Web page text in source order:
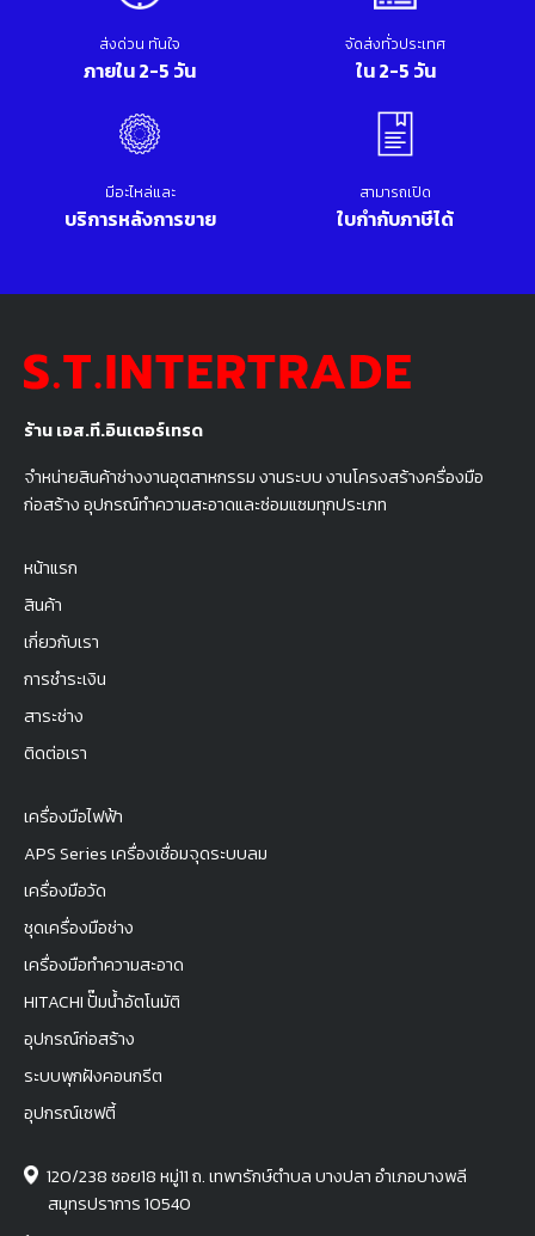
ร้าน เอส.ที.อินเตอร์เทรด
จำหน่ายสินค้าช่างงานอุตสาหกรรม งานระบบ งานโครงสร้างครื่องมือ
ก่อสร้าง อุปกรณ์ทำความสะอาดและซ่อมแซมทุกประเภท
หน้าแรก
สินค้า
เกี่ยวกับเรา
การชำระเงิน
สาระช่าง
ติดต่อเรา
เครื่องมือไฟฟ้า
APS Series เครื่องเชื่อมจุดระบบลม
เครื่องมือวัด
ชุดเครื่องมือช่าง
เครื่องมือทำความสะอาด
HITACHI ปั๊มน้ำอัตโนมัติ
อุปกรณ์ก่อสร้าง
ระบบพุกฝังคอนกรีต
อุปกรณ์เซฟตี้
120/238 ซอย18 หมู่11 ถ. เทพารักษ์ตำบล บางปลา อำเภอบางพลี
สมุทรปราการ 10540
ส่งด่วน ทันใจ
ภายใน 2-5 วัน
จัดส่งทั่วประเทศ
ใน 2-5 วัน
มีอะไหล่และ
บริการหลังการขาย
สามารถเปิด
ใบกำกับภาษีได้